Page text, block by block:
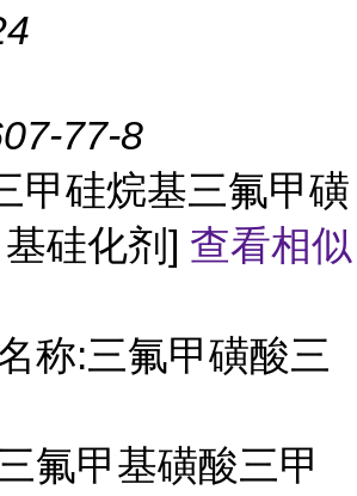
77-8
甲硅烷基三氟甲磺
硅化剂] 查看相似
称:三氟甲磺酸三
氟甲基磺酸三甲